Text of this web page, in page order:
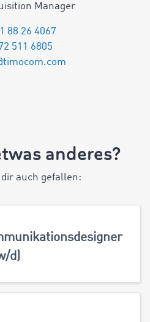
Manager
88 26 4067
511 6805
anderes?
dir auch gefallen:
d)